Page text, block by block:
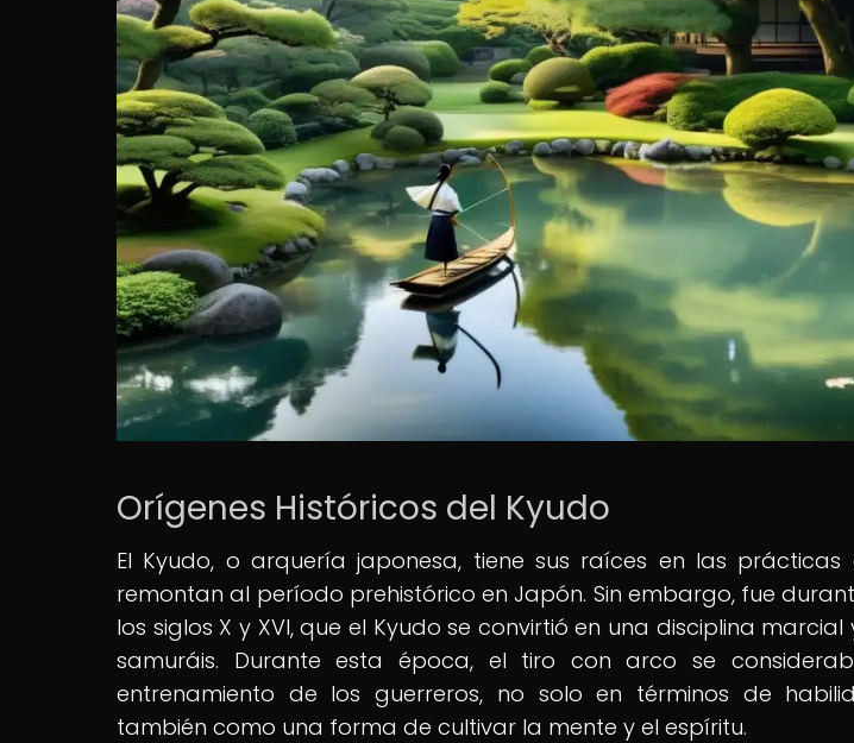
Orígenes Históricos del Kyudo
El Kyudo, o arquería japonesa, tiene sus raíces en las
remontan al período prehistórico en Japón. Sin embargo, fue
los siglos X y XVI, que el Kyudo se convirtió en una disciplina
samuráis. Durante esta época, el tiro con arco se
entrenamiento de los guerreros, no solo en términos de
también como una forma de cultivar la mente y el espíritu.